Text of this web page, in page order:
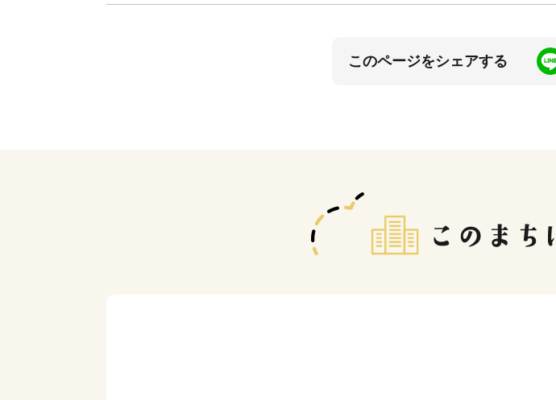
このページをシェアする